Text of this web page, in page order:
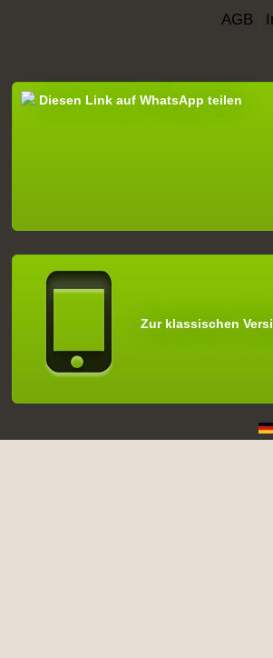
AGB
Diesen Link auf WhatsApp teilen
Zur klassischen